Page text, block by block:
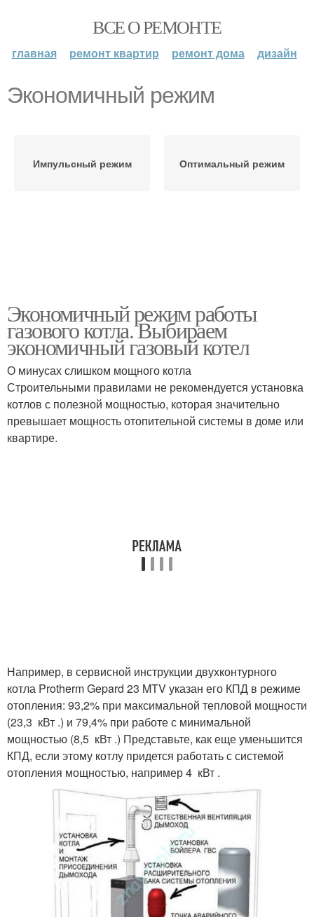
ВСЕ О РЕМОНТЕ
главная ремонт квартир ремонт дома дизайн
Экономичный режим
Импульсный режим Оптимальный режим
Экономичный режим работы
газового котла. Выбираем
экономичный газовый котел
О минусах слишком мощного котла
Строительными правилами не рекомендуется установка
котлов с полезной мощностью, которая значительно
превышает мощность отопительной системы в доме или
квартире.
Например, в сервисной инструкции двухконтурного
котла Protherm Gepard 23 MTV указан его КПД в режиме
отопления: 93,2% при максимальной тепловой мощности
(23,3 кВт .) и 79,4% при работе с минимальной
мощностью (8,5 кВт .) Представьте, как еще уменьшится
КПД, если этому котлу придется работать с системой
отопления мощностью, например 4 кВт .